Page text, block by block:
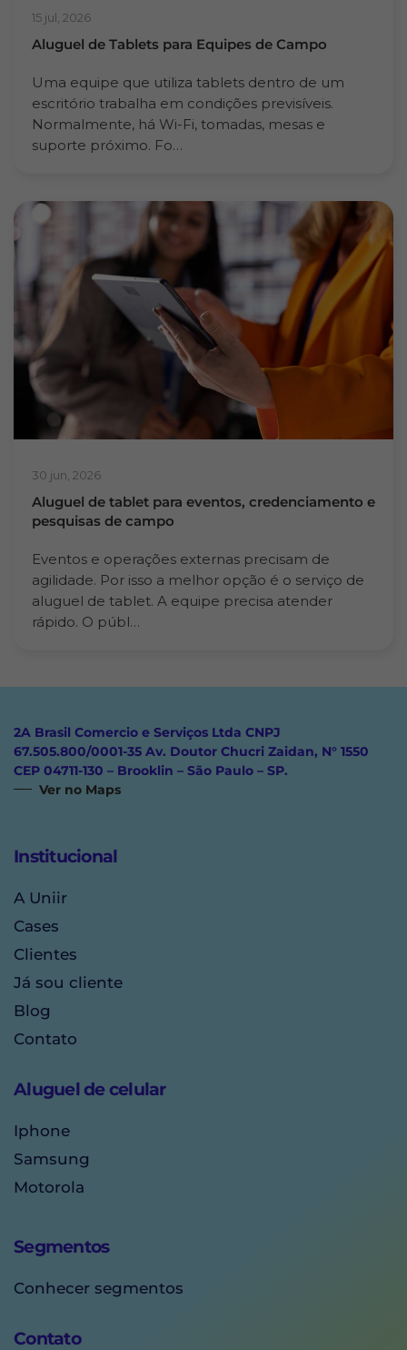
15 jul, 2026
Aluguel de Tablets para Equipes de Campo
Uma equipe que utiliza tablets dentro de um
escritório trabalha em condições previsíveis.
Normalmente, há Wi-Fi, tomadas, mesas e
suporte próximo. Fo…
30 jun, 2026
Aluguel de tablet para eventos, credenciamento e
pesquisas de campo
Eventos e operações externas precisam de
agilidade. Por isso a melhor opção é o serviço de
aluguel de tablet. A equipe precisa atender
rápido. O públ…
2A Brasil Comercio e Serviços Ltda CNPJ
67.505.800/0001-35 Av. Doutor Chucri Zaidan, N° 1550
CEP 04711-130 – Brooklin – São Paulo – SP.
Ver no Maps
Institucional
A Uniir
Cases
Clientes
Já sou cliente
Blog
Contato
Aluguel de celular
Iphone
Samsung
Motorola
Segmentos
Conhecer segmentos
Contato